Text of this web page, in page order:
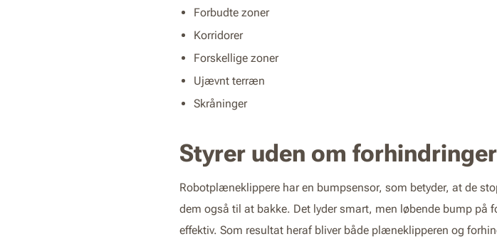
Forbudte zoner
Korridorer
Forskellige zoner
Ujævnt terræn
Skråninger
Styrer uden om forhindringer
Robotplæneklippere har en bumpsensor, som betyder, at de
dem også til at bakke. Det lyder smart, men løbende bump
effektiv. Som resultat heraf bliver både plæneklipperen og